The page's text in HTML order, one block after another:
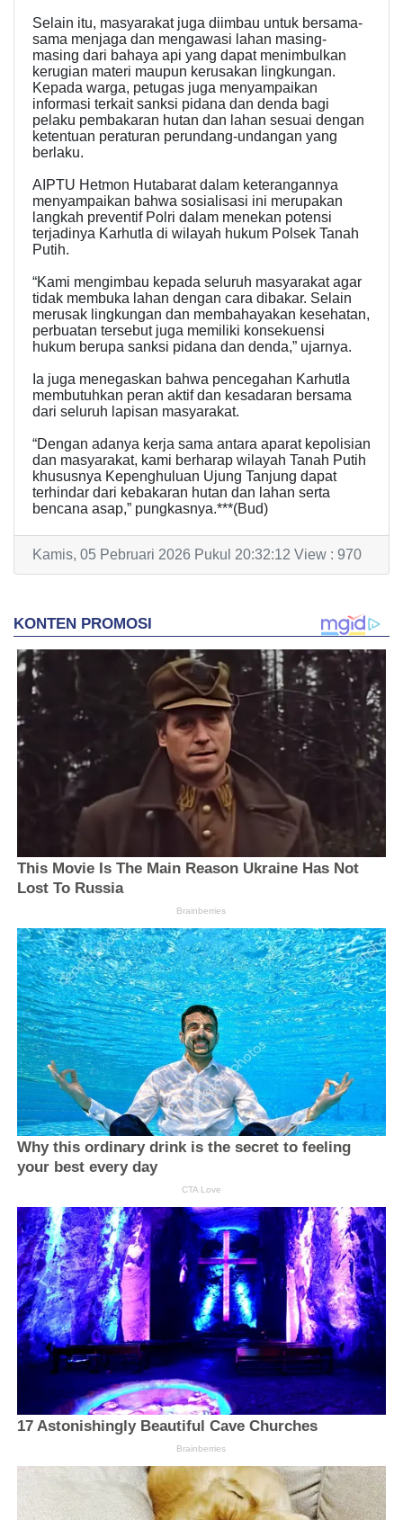
Selain itu, masyarakat juga diimbau untuk bersama-
sama menjaga dan mengawasi lahan masing-
masing dari bahaya api yang dapat menimbulkan
kerugian materi maupun kerusakan lingkungan.
Kepada warga, petugas juga menyampaikan
informasi terkait sanksi pidana dan denda bagi
pelaku pembakaran hutan dan lahan sesuai dengan
ketentuan peraturan perundang-undangan yang
berlaku.
AIPTU Hetmon Hutabarat dalam keterangannya
menyampaikan bahwa sosialisasi ini merupakan
langkah preventif Polri dalam menekan potensi
terjadinya Karhutla di wilayah hukum Polsek Tanah
Putih.
“Kami mengimbau kepada seluruh masyarakat agar
tidak membuka lahan dengan cara dibakar. Selain
merusak lingkungan dan membahayakan kesehatan,
perbuatan tersebut juga memiliki konsekuensi
hukum berupa sanksi pidana dan denda,” ujarnya.
Ia juga menegaskan bahwa pencegahan Karhutla
membutuhkan peran aktif dan kesadaran bersama
dari seluruh lapisan masyarakat.
“Dengan adanya kerja sama antara aparat kepolisian
dan masyarakat, kami berharap wilayah Tanah Putih
khususnya Kepenghuluan Ujung Tanjung dapat
terhindar dari kebakaran hutan dan lahan serta
bencana asap,” pungkasnya.***(Bud)
Kamis, 05 Pebruari 2026 Pukul 20:32:12 View : 970